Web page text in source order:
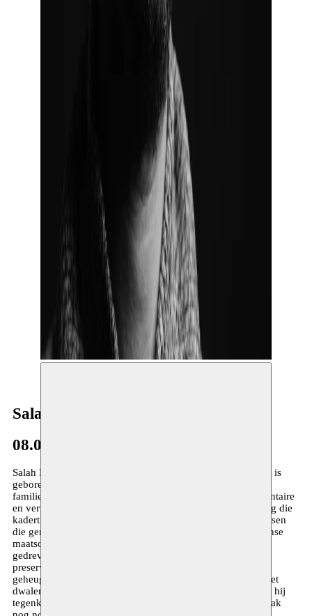
©Kamal El
Salah Bouade
08.01–01.03.2026
Salah Bouade, ook wel bekend als Marrakech noir et blanc, is
geboren in Taroudant, Marokko. Salah werkt met gevonden
familie-albums, architecturale foto’s van Marokko, documentaire
en vernaculaire fotografie. Een multidisciplinaire benadering die
kadert binnen een archivistische praxis en de nood om mensen
die gemarginaliseerd of verstoten zijn binnen de Marokkaanse
maatschappij in beeld te brengen. Salah’s onderzoek wordt
gedreven door een diepe bekommernis voor kwesties van
preservatie en de transmissie van een collectief (visueel)
geheugen. Autodidact fotograaf, spendeert Salah zijn tijd met
dwalen doorheen Marrakech, waarbij hij grijsaards trekt die hij
tegenkomt op straat – een generatie mannen wier portret vaak